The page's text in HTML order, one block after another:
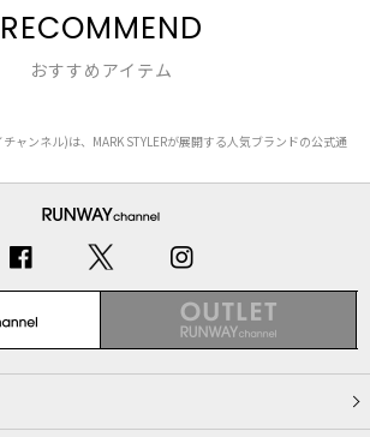
RECOMMEND
おすすめアイテム
ャンネル)は、MARK STYLERが展開する人気ブランドの公式通